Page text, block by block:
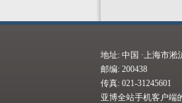
地址: 中国 ·上海市淞
邮编: 200438
传真: 021-31245601
亚博全站手机客户端